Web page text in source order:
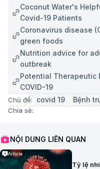
Coconut Water's
Covid-19 Patients
Coronavirus disease
green foods
Nutrition advice for
outbreak
Potential Therapeutic
COVID-19
Chủ đề: covid 19 Bệnh
Chia sẻ:
NỘI DUNG LIÊN QUAN
Article
Tỷ lệ